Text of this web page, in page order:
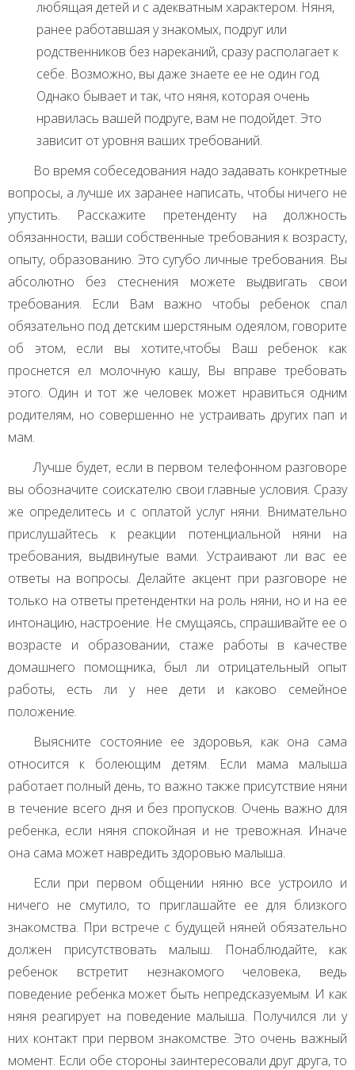
любящая детей и с адекватным характером. Няня,
ранее работавшая у знакомых, подруг или
родственников без нареканий, сразу располагает к
себе. Возможно, вы даже знаете ее не один год.
Однако бывает и так, что няня, которая очень
нравилась вашей подруге, вам не подойдет. Это
зависит от уровня ваших требований.
Во время собеседования надо задавать конкретные
вопросы, а лучше их заранее написать, чтобы ничего не
упустить. Расскажите претенденту на должность
обязанности, ваши собственные требования к возрасту,
опыту, образованию. Это сугубо личные требования. Вы
абсолютно без стеснения можете выдвигать свои
требования. Если Вам важно чтобы ребенок спал
обязательно под детским шерстяным одеялом, говорите
об этом, если вы хотите,чтобы Ваш ребенок как
проснется ел молочную кашу, Вы вправе требовать
этого. Один и тот же человек может нравиться одним
родителям, но совершенно не устраивать других пап и
мам.
Лучше будет, если в первом телефонном разговоре
вы обозначите соискателю свои главные условия. Сразу
же определитесь и с оплатой услуг няни. Внимательно
прислушайтесь к реакции потенциальной няни на
требования, выдвинутые вами. Устраивают ли вас ее
ответы на вопросы. Делайте акцент при разговоре не
только на ответы претендентки на роль няни, но и на ее
интонацию, настроение. Не смущаясь, спрашивайте ее о
возрасте и образовании, стаже работы в качестве
домашнего помощника, был ли отрицательный опыт
работы, есть ли у нее дети и каково семейное
положение.
Выясните состояние ее здоровья, как она сама
относится к болеющим детям. Если мама малыша
работает полный день, то важно также присутствие няни
в течение всего дня и без пропусков. Очень важно для
ребенка, если няня спокойная и не тревожная. Иначе
она сама может навредить здоровью малыша.
Если при первом общении няню все устроило и
ничего не смутило, то приглашайте ее для близкого
знакомства. При встрече с будущей няней обязательно
должен присутствовать малыш. Понаблюдайте, как
ребенок встретит незнакомого человека, ведь
поведение ребенка может быть непредсказуемым. И как
няня реагирует на поведение малыша. Получился ли у
них контакт при первом знакомстве. Это очень важный
момент. Если обе стороны заинтересовали друг друга, то